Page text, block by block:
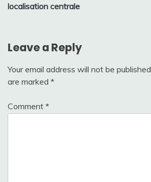
localisation centrale
Leave a Reply
Your email address will not be published.
are marked *
Comment *